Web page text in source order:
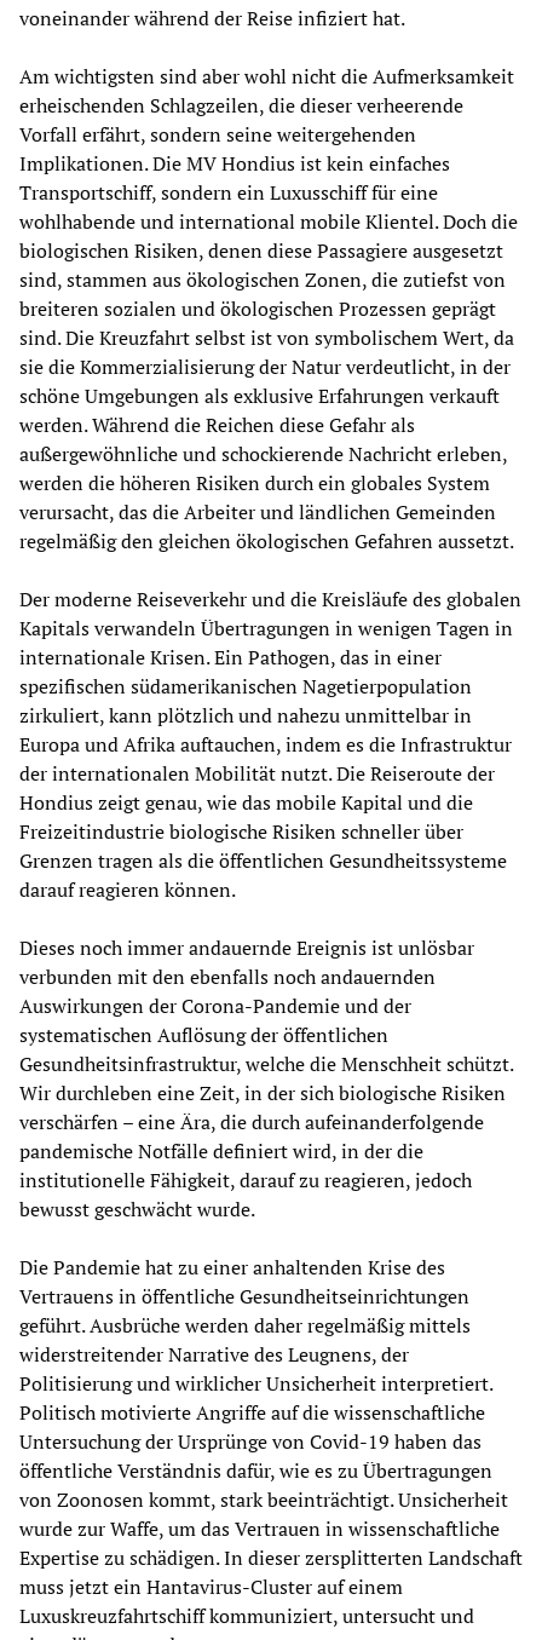
voneinander während der Reise infiziert hat.
Am wichtigsten sind aber wohl nicht die Aufmerksamkeit
erheischenden Schlagzeilen, die dieser verheerende
Vorfall erfährt, sondern seine weitergehenden
Implikationen. Die MV Hondius ist kein einfaches
Transportschiff, sondern ein Luxusschiff für eine
wohlhabende und international mobile Klientel. Doch die
biologischen Risiken, denen diese Passagiere ausgesetzt
sind, stammen aus ökologischen Zonen, die zutiefst von
breiteren sozialen und ökologischen Prozessen geprägt
sind. Die Kreuzfahrt selbst ist von symbolischem Wert, da
sie die Kommerzialisierung der Natur verdeutlicht, in der
schöne Umgebungen als exklusive Erfahrungen verkauft
werden. Während die Reichen diese Gefahr als
außergewöhnliche und schockierende Nachricht erleben,
werden die höheren Risiken durch ein globales System
verursacht, das die Arbeiter und ländlichen Gemeinden
regelmäßig den gleichen ökologischen Gefahren aussetzt.
Der moderne Reiseverkehr und die Kreisläufe des globalen
Kapitals verwandeln Übertragungen in wenigen Tagen in
internationale Krisen. Ein Pathogen, das in einer
spezifischen südamerikanischen Nagetierpopulation
zirkuliert, kann plötzlich und nahezu unmittelbar in
Europa und Afrika auftauchen, indem es die Infrastruktur
der internationalen Mobilität nutzt. Die Reiseroute der
Hondius zeigt genau, wie das mobile Kapital und die
Freizeitindustrie biologische Risiken schneller über
Grenzen tragen als die öffentlichen Gesundheitssysteme
darauf reagieren können.
Dieses noch immer andauernde Ereignis ist unlösbar
verbunden mit den ebenfalls noch andauernden
Auswirkungen der Corona-Pandemie und der
systematischen Auflösung der öffentlichen
Gesundheitsinfrastruktur, welche die Menschheit schützt.
Wir durchleben eine Zeit, in der sich biologische Risiken
verschärfen – eine Ära, die durch aufeinanderfolgende
pandemische Notfälle definiert wird, in der die
institutionelle Fähigkeit, darauf zu reagieren, jedoch
bewusst geschwächt wurde.
Die Pandemie hat zu einer anhaltenden Krise des
Vertrauens in öffentliche Gesundheitseinrichtungen
geführt. Ausbrüche werden daher regelmäßig mittels
widerstreitender Narrative des Leugnens, der
Politisierung und wirklicher Unsicherheit interpretiert.
Politisch motivierte Angriffe auf die wissenschaftliche
Untersuchung der Ursprünge von Covid-19 haben das
öffentliche Verständnis dafür, wie es zu Übertragungen
von Zoonosen kommt, stark beeinträchtigt. Unsicherheit
wurde zur Waffe, um das Vertrauen in wissenschaftliche
Expertise zu schädigen. In dieser zersplitterten Landschaft
muss jetzt ein Hantavirus-Cluster auf einem
Luxuskreuzfahrtschiff kommuniziert, untersucht und